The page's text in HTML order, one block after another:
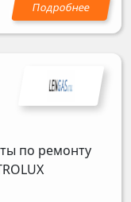
по ремонту